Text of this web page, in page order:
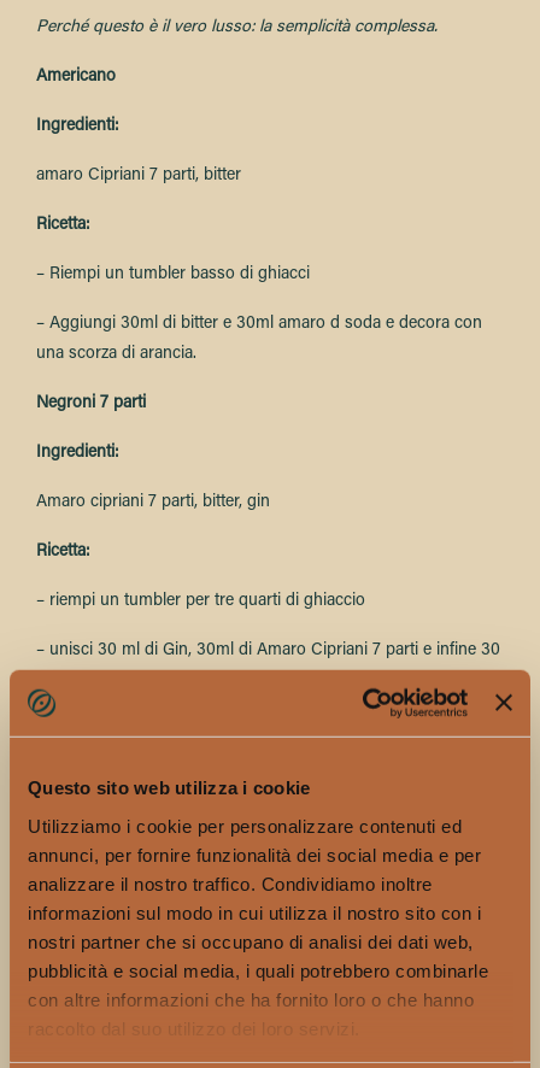
Questo sito web utilizza i cookie
Utilizziamo i cookie per personalizzare contenuti ed
annunci, per fornire funzionalità dei social media e per
analizzare il nostro traffico. Condividiamo inoltre
informazioni sul modo in cui utilizza il nostro sito con i
nostri partner che si occupano di analisi dei dati web,
pubblicità e social media, i quali potrebbero combinarle
con altre informazioni che ha fornito loro o che hanno
raccolto dal suo utilizzo dei loro servizi.
Perché questo è il vero lusso: la semplicità complessa.
Americano
Ingredienti:
amaro Cipriani 7 parti, bitter
Ricetta:
– Riempi un tumbler basso di ghiacci
– Aggiungi 30ml di bitter e 30ml amaro d soda e decora con
una scorza di arancia.
Negroni 7 parti
Ingredienti:
Amaro cipriani 7 parti, bitter, gin
Ricetta:
– riempi un tumbler per tre quarti di ghiaccio
– unisci 30 ml di Gin, 30ml di Amaro Cipriani 7 parti e infine 30
– servi e consuma subito affinchè tu possa gustare tutte le
Martini
Ingredienti:
Amaro Cipriani 7 Parti, Gin
Ricetta: